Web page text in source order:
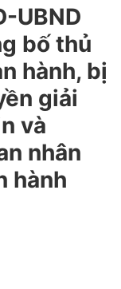
UBND
bố thủ
hành, bị
giải
và
nhân
hành